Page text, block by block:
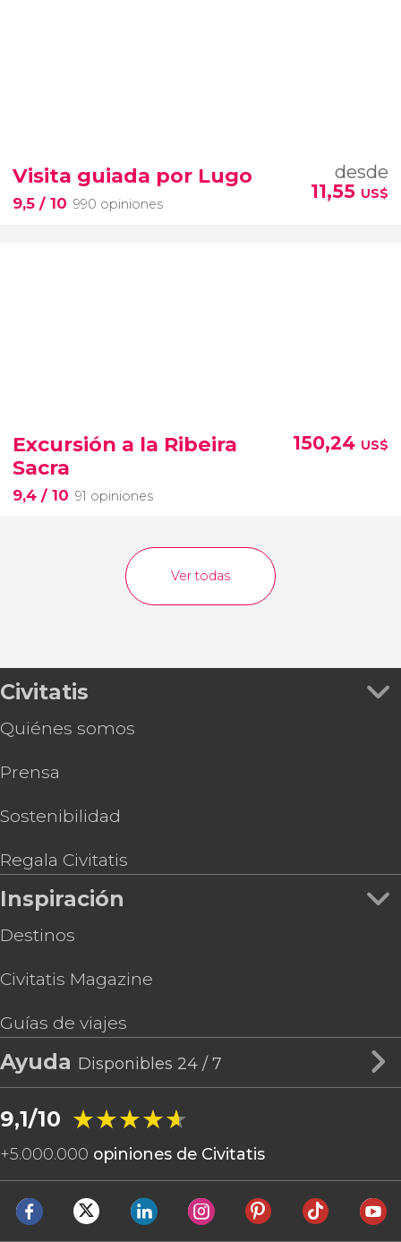
Visita guiada por Lugo
9,5 / 10 990 opiniones
desde
11,55 US$
Excursión a la Ribeira
Sacra
9,4 / 10 91 opiniones
150,24 US$
Ver todas
Civitatis
Quiénes somos
Prensa
Sostenibilidad
Regala Civitatis
Inspiración
Destinos
Civitatis Magazine
Guías de viajes
Ayuda Disponibles 24 / 7
9,1/10 ★★★★★
★★★★★
+5.000.000 opiniones de Civitatis